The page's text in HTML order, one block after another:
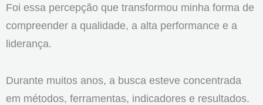
Foi essa percepção que transformou minha forma de
compreender a qualidade, a alta performance e a
liderança.
Durante muitos anos, a busca esteve concentrada
em métodos, ferramentas, indicadores e resultados.